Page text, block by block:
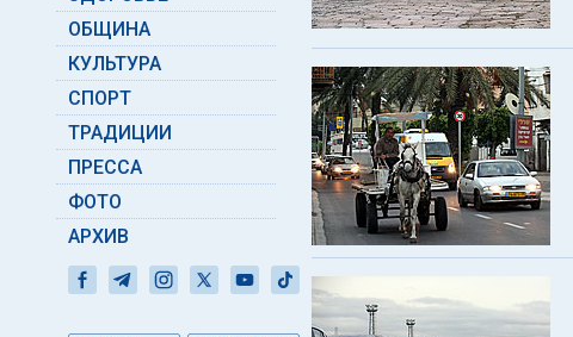
ОБЩИНА
КУЛЬТУРА
СПОРТ
ТРАДИЦИИ
ПРЕССА
ФОТО
АРХИВ